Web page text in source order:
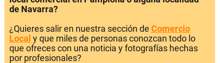
de Navarra?
¿Quieres salir en nuestra sección de Comercio
Local y que miles de personas conozcan todo lo
que ofreces con una noticia y fotografías hechas
por profesionales?